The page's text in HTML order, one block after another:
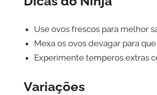
Use ovos frescos para melhor
Mexa os ovos devagar para
Experimente temperos extras
Variações